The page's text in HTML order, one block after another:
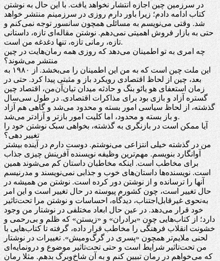
در سرزمین چین اجازه انتشار نخواهد یافت. با این حال به نوشتن
کتاب ادامه دادم؛ زیرا باور دارم روزی در سرزمینم منتشر خواهد
شد. وقتی می‌نویسم به مسائلی همچون سانسور توجه نمی‌کنم و
حتی به بازار فروش اهمیتی نمی‌دهم. نوشتن مقاله‌ای تازه، داستانی
تازه، رمانی تازه، تنها دغدغه من است.
چه امری به تو اطمینان می‌دهد که روزی همه رمان‌هایت در چین
منتشر می‌شوند؟
این ملت چین است که به من این اطمینان را می‌بخشد. از ۱۹۸۰ به
بعد، چین از لحاظ اقتصادی رویکرد باز و مثبتی پیدا کرد. حتی در
زمان استعفای هو یائو بنگ و حادثه میدان تیان‌آن‌من، اقتصاد چین
گستره آزاد و بازی بود برای مذاکرات اقتصادی. در طول سی‌سال
گذشته، از لحاظ سیاسی امور بسته و محدود می‌شد و گاهی هم آزاد
و باز بسته و محدود، اما کلیت امور بازتر و آزادتر می‌شد.
آیا ممکن است در بازنگری به گذشته، بخواهی سبک نوشتن خود را
تغییر دهی؟
من در گذشته خیلی انتزاعی می‌نوشتم. دوست دارم در آینده بیشتر
آوانگارد بنویسم. مهم‌ترین وظیفه نویسنده آفرینش چیزی جذاب
برای مخاطب است. اینکه مخاطبان داستان کم می‌شوند همین
است. نویسنده‌ها داستان‌های خوب و جذابی نمی‌نویسند و مدرنیسم
آنها را ترسانده و از نوشتن دور کرده است. نوشتن من همیشه در
حال تغییر است، چون کشورم پیوسته در حال تغییر است و این امر
به‌نحوی غیرقابل‌اجتناب، دیدگاه، احساسات و نوشتن مرا تحت‌تاثیر
خود قرار می‌دهد. در عین حال ابعاد مختلفی در نوشتار من وجود
دارد؛ از کتاب‌هایی چون «برادران» و «زیستن» که ظلم و بی‌رحمی و
خشونت انقلاب فرهنگی را مخاطب قرار داده، گرفته تا کتاب‌هایی با
لحنی ملایم‌تر همچون «پسری در گرگ‌ومیش». تغییرات در نوشتار
من تحت‌تاثیر شرایط است و حتی تحت‌تاثیر موضوع و درونمایه‌ای
که می‌خواهم در رمان تبیین کنم و به آن شاخ‌وبرگ بدهم. مثلا رمان